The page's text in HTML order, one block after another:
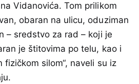
Vidanovića. Tom prilikom
obaran na ulicu, oduziman
– sredstvo za rad – koji je
je štitovima po telu, kao i
silom“, naveli su iz